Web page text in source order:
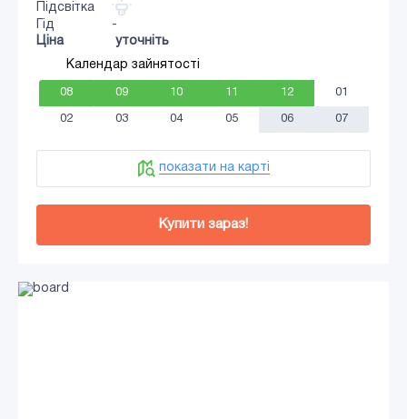
Підсвітка
Гід
-
Ціна
уточніть
Календар зайнятості
08 09 10 11 12 01
02 03 04 05 06 07
показати на карті
Купити зараз!